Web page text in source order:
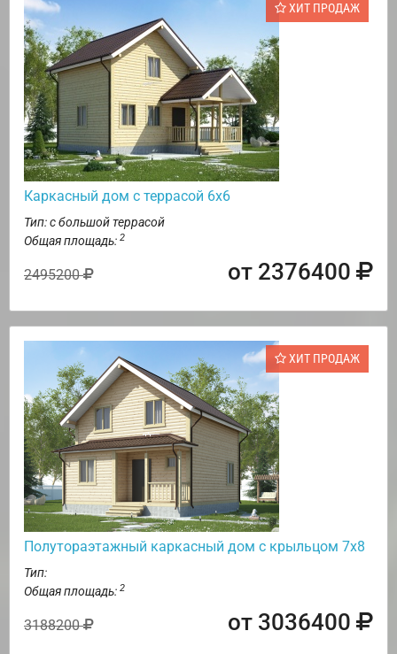
ХИТ ПРОДАЖ
Каркасный дом с террасой 6х6
Тип: с большой террасой
Общая площадь: 2
2495200 от 2376400
ХИТ ПРОДАЖ
Полутораэтажный каркасный дом с крыльцом 7х8
Тип:
Общая площадь: 2
3188200 от 3036400